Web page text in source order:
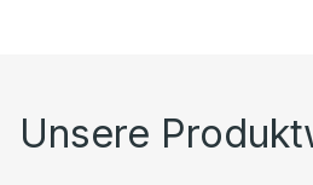
Unsere